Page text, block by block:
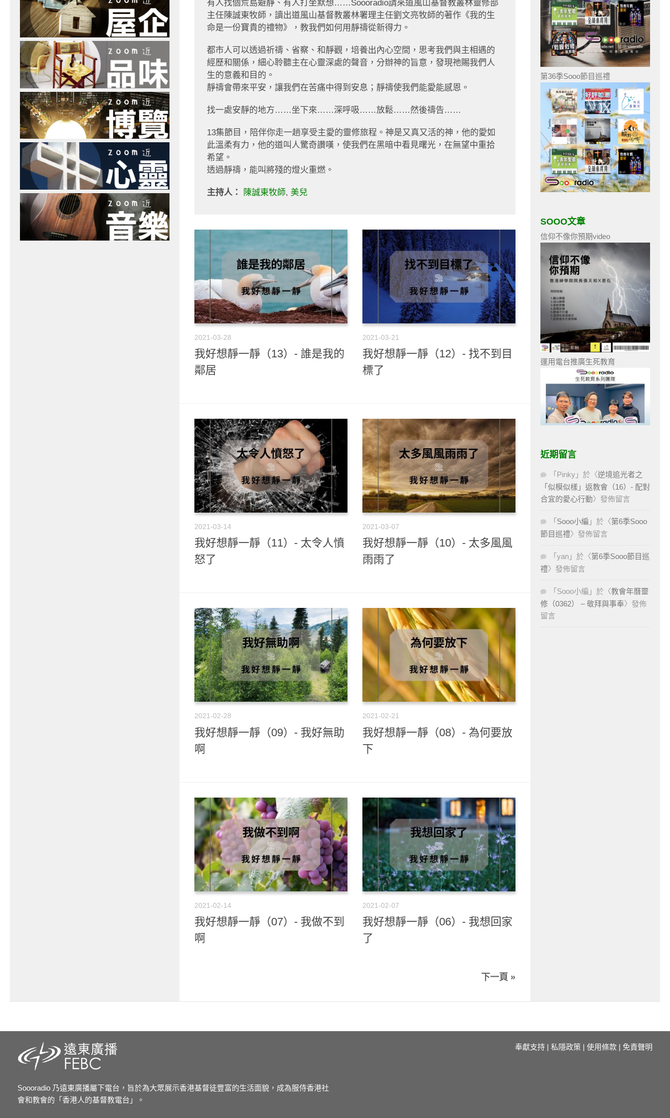
有人找個荒島避靜、有人打坐默想……Soooradio請來道風山基督教叢林靈修部
主任陳誠東牧師，讀出道風山基督教叢林署理主任劉文亮牧師的著作《我的生
命是一份寶貴的禮物》，教我們如何用靜禱從新得力。
都市人可以透過祈禱、省察、和靜觀，培養出內心空間，思考我們與主相遇的
經歷和關係，細心聆聽主在心靈深處的聲音，分辦神的旨意，發現祂賜我們人
生的意義和目的。
靜禱會帶來平安，讓我們在苦痛中得到安息；靜禱使我們能愛能感恩。
找一處安靜的地方……坐下來……深呼吸……放鬆……然後禱告……
13集節目，陪伴你走一趟享受主愛的靈修旅程。神是又真又活的神，他的愛如
此溫柔有力，他的道叫人驚奇讚嘆，使我們在黑暗中看見曙光，在無望中重拾
希望。
透過靜禱，能叫將殘的燈火重燃。
主持人： 陳誠東牧師, 美兒
2021-03-28
我好想靜一靜（13）- 誰是我的
鄰居
2021-03-21
我好想靜一靜（12）- 找不到目
標了
2021-03-14
我好想靜一靜（11）- 太令人憤
怒了
2021-03-07
我好想靜一靜（10）- 太多風風
雨雨了
2021-02-28
我好想靜一靜（09）- 我好無助
啊
2021-02-21
我好想靜一靜（08）- 為何要放
下
2021-02-14
我好想靜一靜（07）- 我做不到
啊
2021-02-07
我好想靜一靜（06）- 我想回家
了
下一頁 »
第36季Sooo節目巡禮
SOOO文章
信仰不像你預期video
運用電台推廣生死教育
近期留言
「 Pinky 」於〈逆境追光者之
「似模似樣」返教會（16）- 配對
合宜的愛心行動〉發佈留言
「 Sooo小編 」於〈第6季Sooo
節目巡禮〉發佈留言
「 yan 」於〈第6季Sooo節目巡
禮〉發佈留言
「 Sooo小編 」於〈教會年曆靈
修（0362） – 敬拜與事奉〉發佈
留言
Soooradio 乃遠東廣播屬下電台，旨於為大眾展示香港基督徒豐富的生活面貌，成為服侍香港社
會和教會的「香港人的基督教電台」。
奉獻支持 | 私隱政策 | 使用條款 | 免責聲明